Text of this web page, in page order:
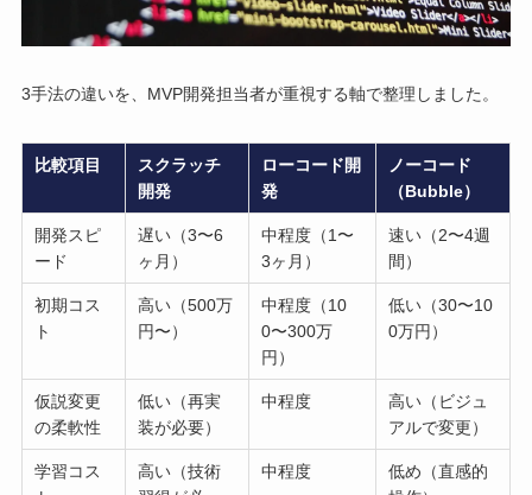
3手法の違いを、MVP開発担当者が重視する軸で整理しました。
比較項目
スクラッチ
開発
ローコード開
発
ノーコード
（Bubble）
開発スピ
ード
遅い（3〜6
ヶ月）
中程度（1〜
3ヶ月）
速い（2〜4週
間）
初期コス
ト
高い（500万
円〜）
中程度（10
0〜300万
円）
低い（30〜10
0万円）
仮説変更
の柔軟性
低い（再実
装が必要）
中程度
高い（ビジュ
アルで変更）
学習コス
高い（技術
中程度
低め（直感的